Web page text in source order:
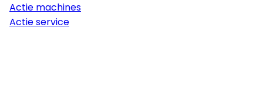
Actie machines
Actie service